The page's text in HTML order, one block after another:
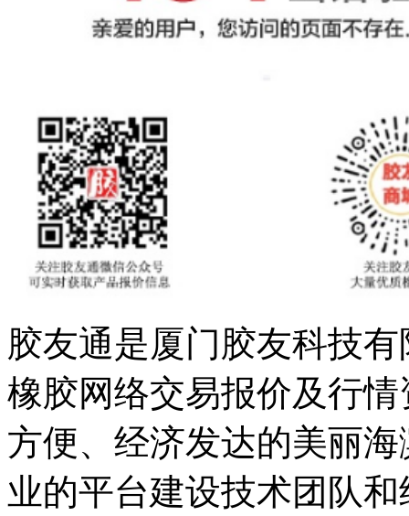
胶友通是厦门胶友科技
橡胶网络交易报价及行
方便、经济发达的美丽
业的平台建设技术团队